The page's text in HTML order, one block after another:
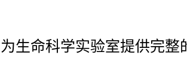
生命科学实验室提供完整